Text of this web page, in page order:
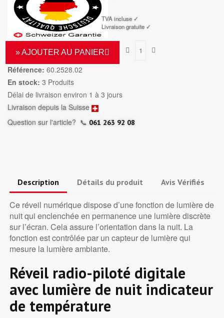
TVA incluse ✓
Livraison gratuite ✓
» AJOUTER AU PANIER
Référence: 60.2528.02
En stock: 3 Produits
Délai de livraison environ 1 à 3 jours
Livraison depuis la Suisse
Question sur l'article? 📞 061 263 92 08
Description Détails du produit Avis Vérifiés
Ce réveil numérique dispose d’une fonction de lumière de
nuit qui enclenchée en permanence une lumière discrète
sur l’écran. Cela assure l’orientation dans la nuit. La
fonction est contrôlée par un capteur de lumière qui
mesure la lumière ambiante.
Réveil radio-piloté digitale
avec lumière de nuit indicateur
de température